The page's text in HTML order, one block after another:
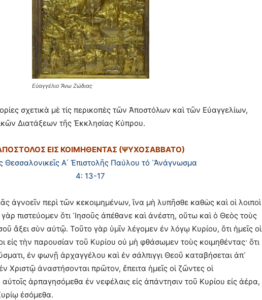
Εὐαγγέλιο Ἄνω Ζώδιας
σχετικὰ μὲ τίς περικοπὲς τῶν Ἀποστόλων καὶ τῶν Εὐαγγελίων,
Διατάξεων τῆς Ἐκκλησίας Κύπρου.
ΕΙΣ ΚΟΙΜΗΘΕΝΤΑΣ (ΨΥΧΟΣΑΒΒΑΤΟ)
Θεσσαλονικεῖς Α΄ Ἐπιστολῆς Παύλου τό ᾽Ἀνάγνωσμα
4: 13-17
ἀγνοεῖν περὶ τῶν κεκοιμημένων, ἵνα μὴ λυπῆσθε καθὼς καὶ οἱ λοιποὶ
γὰρ πιστεύομεν ὅτι ᾿Ιησοῦς ἀπέθανε καὶ ἀνέστη, οὕτω καὶ ὁ Θεὸς τοὺς
ἄξει σὺν αὐτῷ. Τοῦτο γὰρ ὑμῖν λέγομεν ἐν λόγῳ Κυρίου, ὅτι ἡμεῖς οἱ
εἰς τὴν παρουσίαν τοῦ Κυρίου οὐ μὴ φθάσωμεν τοὺς κοιμηθέντας· ὅτι
ἐν φωνῇ ἀρχαγγέλου καὶ ἐν σάλπιγγι Θεοῦ καταβήσεται ἀπ᾿
Χριστῷ ἀναστήσονται πρῶτον, ἔπειτα ἡμεῖς οἱ ζῶντες οἱ
αὐτοῖς ἁρπαγησόμεθα ἐν νεφέλαις εἰς ἀπάντησιν τοῦ Κυρίου εἰς ἀέρα,
ἐσόμεθα.